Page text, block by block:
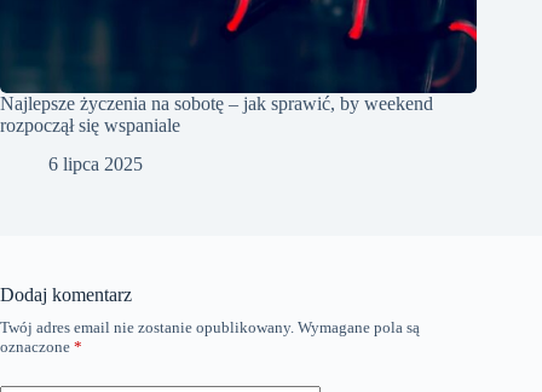
Najlepsze życzenia na sobotę – jak sprawić, by weekend
rozpoczął się wspaniale
6 lipca 2025
Dodaj komentarz
Twój adres email nie zostanie opublikowany. Wymagane pola są
oznaczone *